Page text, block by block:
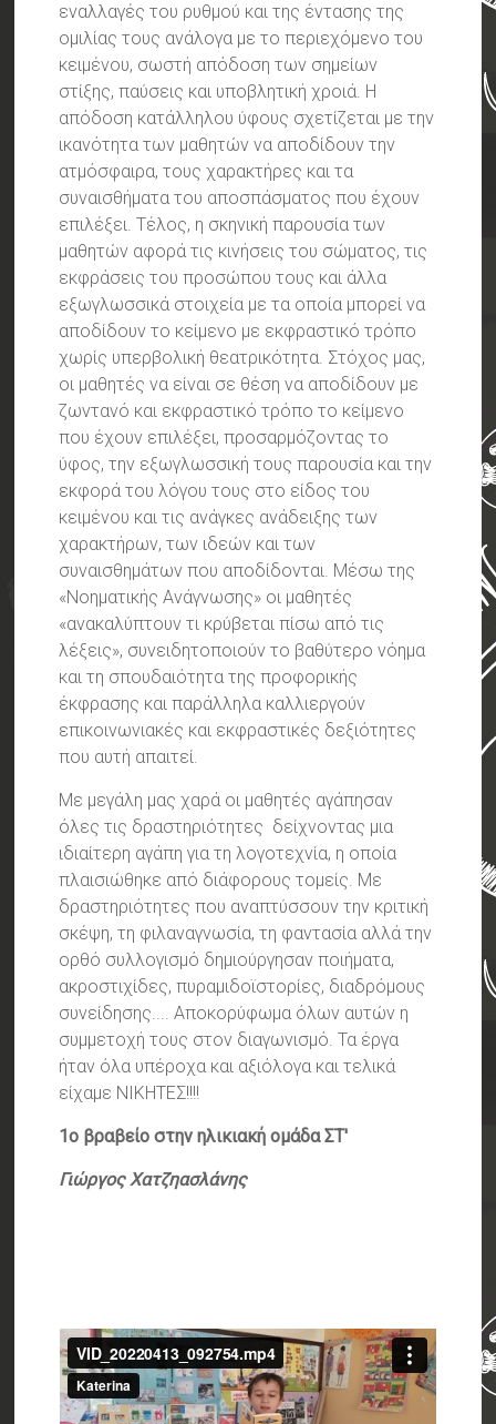
εναλλαγές του ρυθμού και της έντασης της
ομιλίας τους ανάλογα με το περιεχόμενο του
κειμένου, σωστή απόδοση των σημείων
στίξης, παύσεις και υποβλητική χροιά. Η
απόδοση κατάλληλου ύφους σχετίζεται με την
ικανότητα των μαθητών να αποδίδουν την
ατμόσφαιρα, τους χαρακτήρες και τα
συναισθήματα του αποσπάσματος που έχουν
επιλέξει. Τέλος, η σκηνική παρουσία των
μαθητών αφορά τις κινήσεις του σώματος, τις
εκφράσεις του προσώπου τους και άλλα
εξωγλωσσικά στοιχεία με τα οποία μπορεί να
αποδίδουν το κείμενο με εκφραστικό τρόπο
χωρίς υπερβολική θεατρικότητα. Στόχος μας,
οι μαθητές να είναι σε θέση να αποδίδουν με
ζωντανό και εκφραστικό τρόπο το κείμενο
που έχουν επιλέξει, προσαρμόζοντας το
ύφος, την εξωγλωσσική τους παρουσία και την
εκφορά του λόγου τους στο είδος του
κειμένου και τις ανάγκες ανάδειξης των
χαρακτήρων, των ιδεών και των
συναισθημάτων που αποδίδονται. Μέσω της
«Νοηματικής Ανάγνωσης» οι μαθητές
«ανακαλύπτουν τι κρύβεται πίσω από τις
λέξεις», συνειδητοποιούν το βαθύτερο νόημα
και τη σπουδαιότητα της προφορικής
έκφρασης και παράλληλα καλλιεργούν
επικοινωνιακές και εκφραστικές δεξιότητες
που αυτή απαιτεί.
Με μεγάλη μας χαρά οι μαθητές αγάπησαν
όλες τις δραστηριότητες δείχνοντας μια
ιδιαίτερη αγάπη για τη λογοτεχνία, η οποία
πλαισιώθηκε από διάφορους τομείς. Με
δραστηριότητες που αναπτύσσουν την κριτική
σκέψη, τη φιλαναγνωσία, τη φαντασία αλλά την
ορθό συλλογισμό δημιούργησαν ποιήματα,
ακροστιχίδες, πυραμιδοϊστορίες, διαδρόμους
συνείδησης.... Αποκορύφωμα όλων αυτών η
συμμετοχή τους στον διαγωνισμό. Τα έργα
ήταν όλα υπέροχα και αξιόλογα και τελικά
είχαμε ΝΙΚΗΤΕΣ!!!!
1ο βραβείο στην ηλικιακή ομάδα ΣΤ'
Γιώργος Χατζηασλάνης